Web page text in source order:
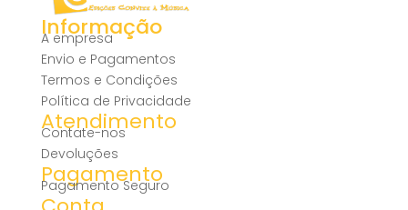
Informação
A empresa
Envio e Pagamentos
Termos e Condições
Política de Privacidade
Atendimento
Contate-nos
Devoluções
Pagamento
Pagamento Seguro